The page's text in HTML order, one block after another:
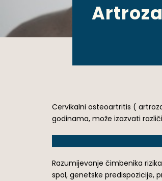
Cervikalni osteoartritis (
godinama, može izazvati
Razumijevanje čimbenika
spol, genetske predispozicije,